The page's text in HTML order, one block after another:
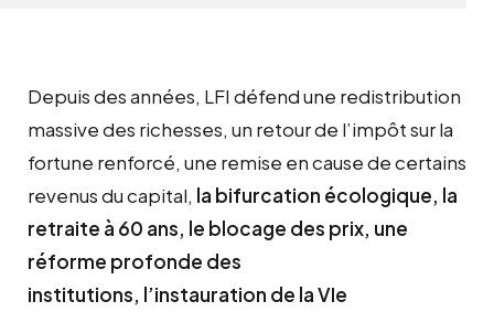
Depuis des années, LFI défend une redistribution
massive des richesses, un retour de l’impôt sur la
fortune renforcé, une remise en cause de certains
revenus du capital, la bifurcation écologique, la
retraite à 60 ans, le blocage des prix, une
réforme profonde des
institutions, l’instauration de laVIe